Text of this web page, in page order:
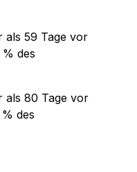
als 59 Tage vor
des
als 80 Tage vor
des